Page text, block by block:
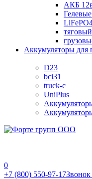
АКБ
Аккумуляторы для
D23
bci31
truck-c
UniPlus
0
+7 (800) 550-97-17